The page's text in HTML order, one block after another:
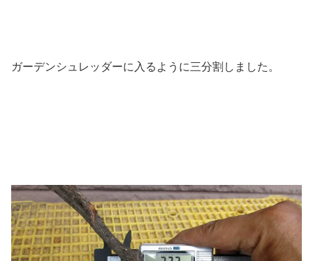
ガーデンシュレッダーに入るように三分割しました。